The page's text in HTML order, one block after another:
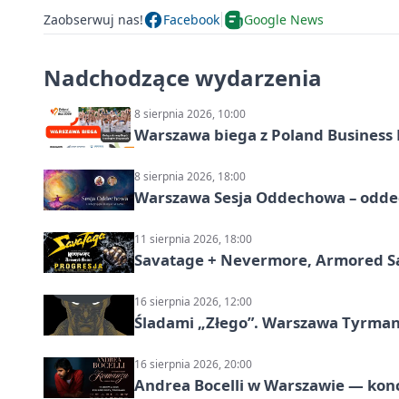
Zaobserwuj nas! Facebook Google News
Nadchodzące wydarzenia
8 sierpnia 2026, 10:00
Warszawa biega z Poland
8 sierpnia 2026, 18:00
Warszawa Sesja Oddechowa –
11 sierpnia 2026, 18:00
Savatage + Nevermore, Armored
16 sierpnia 2026, 12:00
Śladami „Złego”. Warszawa
16 sierpnia 2026, 20:00
Andrea Bocelli w Warszawie —